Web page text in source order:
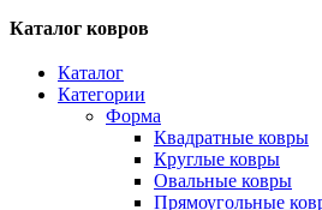
Каталог ковров
Каталог
Категории
Форма
Квадратные ковры
Круглые ковры
Овальные ковры
Прямоугольные